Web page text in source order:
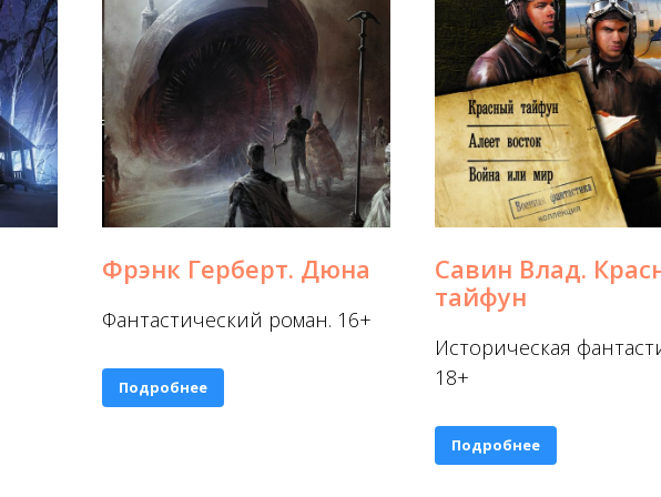
Фрэнк Герберт. Дюна
Фантастический роман. 16+
Подробнее
Савин Влад.
тайфун
Историческая
18+
Подробнее